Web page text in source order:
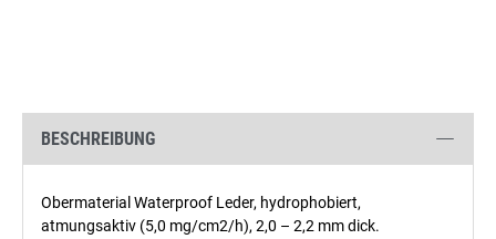
BESCHREIBUNG
Obermaterial Waterproof Leder, hydrophobiert,
atmungsaktiv (5,0 mg/cm2/h), 2,0 – 2,2 mm dick.